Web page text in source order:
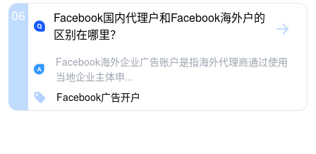
06
Facebook国内代理户和Facebook海外户的
区别在哪里？
Facebook海外企业广告账户是指海外代理商通过使用
当地企业主体申...
Facebook广告开户